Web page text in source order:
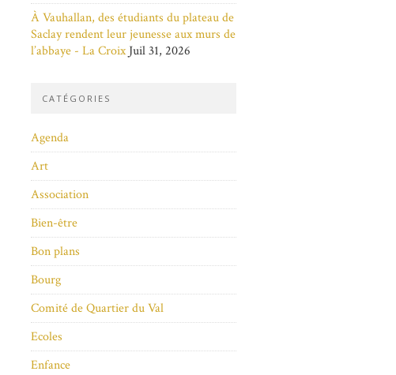
À Vauhallan, des étudiants du plateau de
Saclay rendent leur jeunesse aux murs de
l’abbaye - La Croix Juil 31, 2026
CATÉGORIES
Agenda
Art
Association
Bien-être
Bon plans
Bourg
Comité de Quartier du Val
Ecoles
Enfance